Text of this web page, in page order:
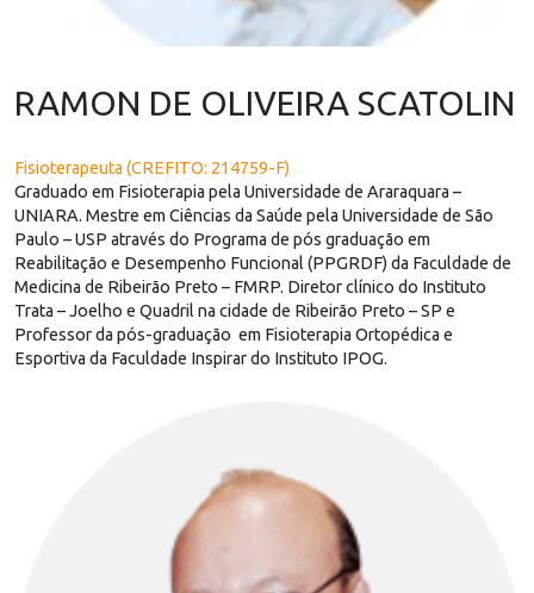
RAMON DE OLIVEIRA SCATOLIN
Fisioterapeuta (CREFITO: 214759-F)
Graduado em Fisioterapia pela Universidade de Araraquara –
UNIARA. Mestre em Ciências da Saúde pela Universidade de São
Paulo – USP através do Programa de pós graduação em
Reabilitação e Desempenho Funcional (PPGRDF) da Faculdade de
Medicina de Ribeirão Preto – FMRP. Diretor clínico do Instituto
Trata – Joelho e Quadril na cidade de Ribeirão Preto – SP e
Professor da pós-graduação em Fisioterapia Ortopédica e
Esportiva da Faculdade Inspirar do Instituto IPOG.